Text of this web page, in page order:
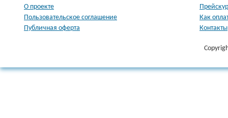
О проекте
Пользовательское соглашение
Публичная оферта
Как
Контакты